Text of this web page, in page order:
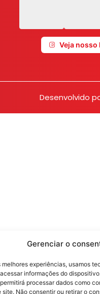
Gerenciar o
melhores experiências, usamos
informações do
processar dados como
site. Não consentir ou retirar o
Veja nosso
Desenvolvido